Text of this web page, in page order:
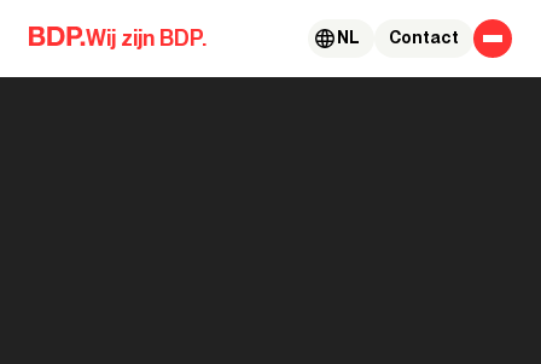
Skip to contentWij zijn BDP. Contact
NL